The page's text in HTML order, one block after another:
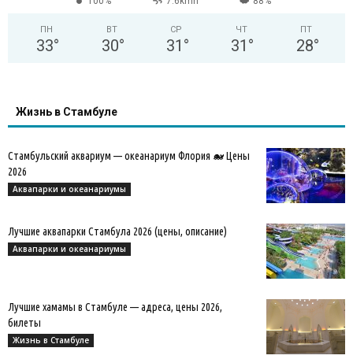
ПН
33°
ВТ
30°
СР
31 °
ЧТ
31 °
ПТ
28°
Жизнь в Стамбуле
Стамбульский аквариум — океанариум Флория 🐋 Цены
2026
Аквапарки и океанариумы
Лучшие аквапарки Стамбула 2026 (цены, описание)
Аквапарки и океанариумы
Лучшие хамамы в Стамбуле — адреса, цены 2026,
билеты
Жизнь в Стамбуле